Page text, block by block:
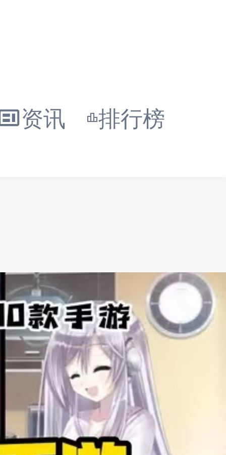
资讯 排行榜